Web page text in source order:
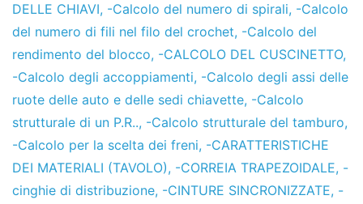
DELLE CHIAVI, -Calcolo del numero di spirali, -Calcolo
del numero di fili nel filo del crochet, -Calcolo del
rendimento del blocco, -CALCOLO DEL CUSCINETTO,
-Calcolo degli accoppiamenti, -Calcolo degli assi delle
ruote delle auto e delle sedi chiavette, -Calcolo
strutturale di un P.R.., -Calcolo strutturale del tamburo,
-Calcolo per la scelta dei freni, -CARATTERISTICHE
DEI MATERIALI (TAVOLO), -CORREIA TRAPEZOIDALE, -
cinghie di distribuzione, -CINTURE SINCRONIZZATE, -